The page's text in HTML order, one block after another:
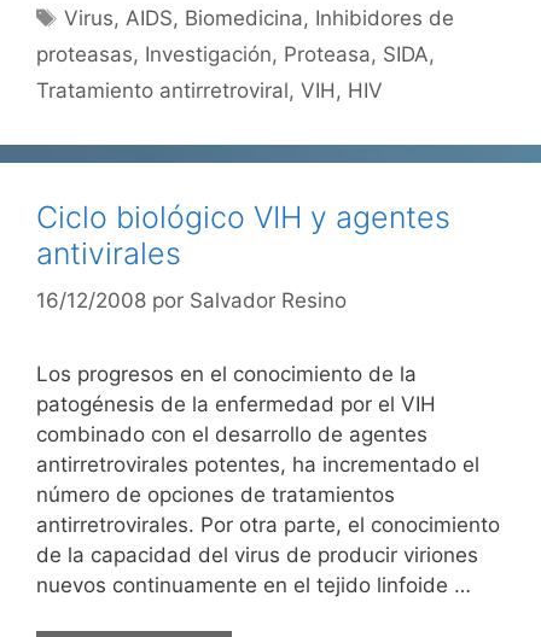
Etiquetas
Virus,AIDS, Biomedicina, Inhibidores de
proteasas, Investigación, Proteasa, SIDA,
Tratamiento antirretroviral, VIH, HIV
Ciclo biológico VIH y agentes
antivirales
16/12/2008 por Salvador Resino
Los progresos en el conocimiento de la
patogénesis de la enfermedad por el VIH
combinado con el desarrollo de agentes
antirretrovirales potentes, ha incrementado el
número de opciones de tratamientos
antirretrovirales. Por otra parte, el conocimiento
de la capacidad del virus de producir viriones
nuevos continuamente en el tejido linfoide …